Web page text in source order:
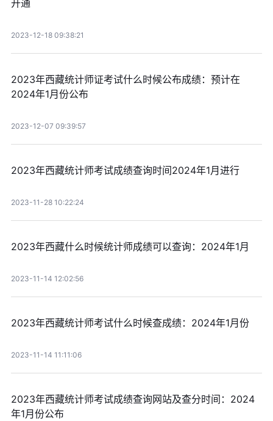
开通
2023-12-18 09:38:21
2023年西藏统计师证考试什么时候公布成绩：预计在
2024年1月份公布
2023-12-07 09:39:57
2023年西藏统计师考试成绩查询时间2024年1月进行
2023-11-28 10:22:24
2023年西藏什么时候统计师成绩可以查询：2024年1月
2023-11-14 12:02:56
2023年西藏统计师考试什么时候查成绩：2024年1月份
2023-11-14 11:11:06
2023年西藏统计师考试成绩查询网站及查分时间：2024
年1月份公布